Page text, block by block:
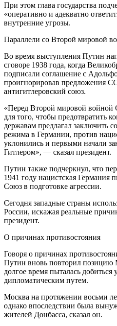
При этом глава государства
«оперативно и адекватно
внутренние угрозы.
Параллели со Второй мировой
Во время выступления Путин
сговоре 1938 года, когда
подписали соглашение с
проигнорировав предложения
антигитлеровский союз.
«Перед Второй мировой войной
для того, чтобы предотвратить
державам предлагал заключить
режима в Германии, против
уклонились и первыми начали
Гитлером», — сказал президент.
Путин также подчеркнул, что
1941 году нацистская Германия
Союз в подготовке агрессии.
Сегодня западные страны
России, искажая реальные
президент.
О причинах противостояния
Говоря о причинах
Путин вновь повторил позицию
долгое время пыталась добиться
дипломатическим путем.
Москва на протяжении восьми
однако впоследствии была
жителей Донбасса, сказал он.